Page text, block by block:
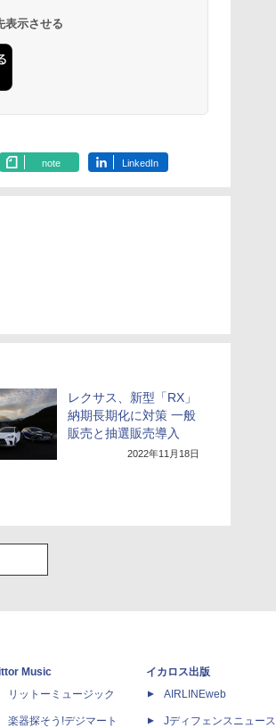
表示させる
note LinkedIn
レクサス、新型「RX」
納期長期化に対策 一般
販売と抽選販売導入
2022年11月18日
Music
リットーミュージック
楽器探そう!デジマート
イカロス出版
AIRLINEweb
Jディフェンスニュース